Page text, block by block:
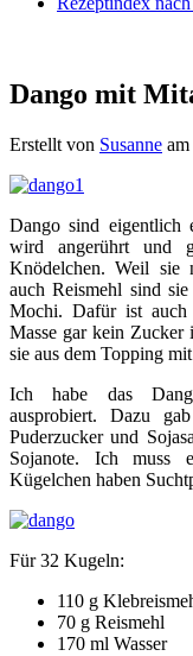
Dango mit
Erstellt von Susanne am
Dango sind eigentlich
wird angerührt und
Knödelchen. Weil sie
auch Reismehl sind
Mochi. Dafür ist auch
Masse gar kein Zucker
sie aus dem Topping
Ich habe das
ausprobiert. Dazu
Puderzucker und
Sojanote. Ich muss
Kügelchen haben
Für 32 Kugeln:
110 g
70 g Reismehl
170 ml Wasser